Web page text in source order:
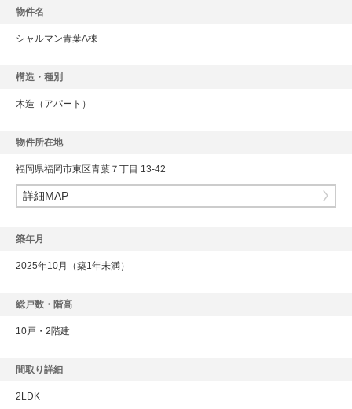
物件名
シャルマン青葉A棟
構造・種別
木造 （アパート）
物件所在地
福岡県福岡市東区青葉７丁目 13-42
詳細MAP
築年月
2025年10月（築1年未満）
総戸数・階高
10戸・2階建
間取り詳細
2LDK